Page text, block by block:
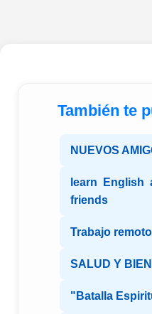
También te
NUEVOS
learn English
friends
Trabajo remoto
SALUD Y
"Batalla